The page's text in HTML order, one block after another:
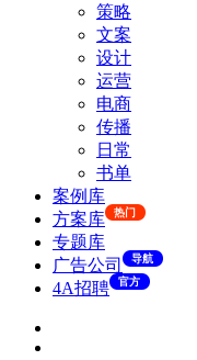
策略
文案
设计
运营
电商
传播
日常
书单
案例库
方案库
热门
专题库
广告公司
导航
4A招聘 官方